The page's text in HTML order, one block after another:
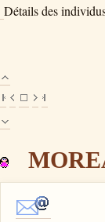
Détails des